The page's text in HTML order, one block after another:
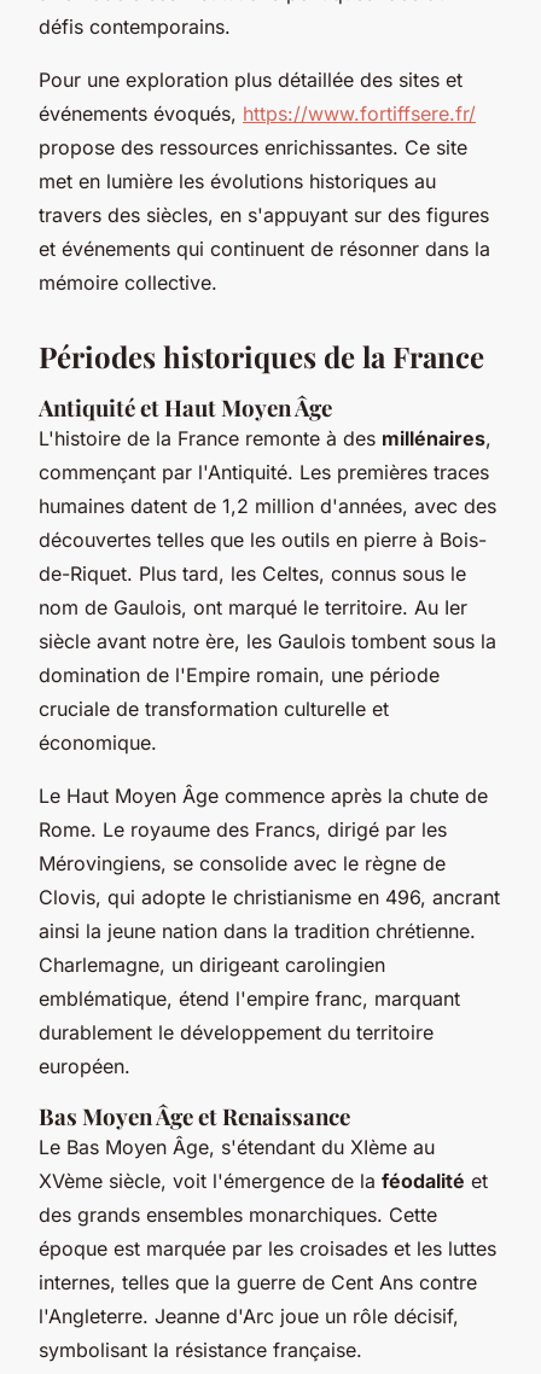
défis contemporains.
Pour une exploration plus détaillée des sites et
événements évoqués, https://www.fortiffsere.fr/
propose des ressources enrichissantes. Ce site
met en lumière les évolutions historiques au
travers des siècles, en s'appuyant sur des figures
et événements qui continuent de résonner dans la
mémoire collective.
Périodes historiques de la France
Antiquité et Haut Moyen Âge
L'histoire de la France remonte à des millénaires,
commençant par l'Antiquité. Les premières traces
humaines datent de 1,2 million d'années, avec des
découvertes telles que les outils en pierre à Bois-
de-Riquet. Plus tard, les Celtes, connus sous le
nom de Gaulois, ont marqué le territoire. Au Ier
siècle avant notre ère, les Gaulois tombent sous la
domination de l'Empire romain, une période
cruciale de transformation culturelle et
économique.
Le Haut Moyen Âge commence après la chute de
Rome. Le royaume des Francs, dirigé par les
Mérovingiens, se consolide avec le règne de
Clovis, qui adopte le christianisme en 496, ancrant
ainsi la jeune nation dans la tradition chrétienne.
Charlemagne, un dirigeant carolingien
emblématique, étend l'empire franc, marquant
durablement le développement du territoire
européen.
Bas Moyen Âge et Renaissance
Le Bas Moyen Âge, s'étendant du XIème au
XVème siècle, voit l'émergence de la féodalité et
des grands ensembles monarchiques. Cette
époque est marquée par les croisades et les luttes
internes, telles que la guerre de Cent Ans contre
l'Angleterre. Jeanne d'Arc joue un rôle décisif,
symbolisant la résistance française.